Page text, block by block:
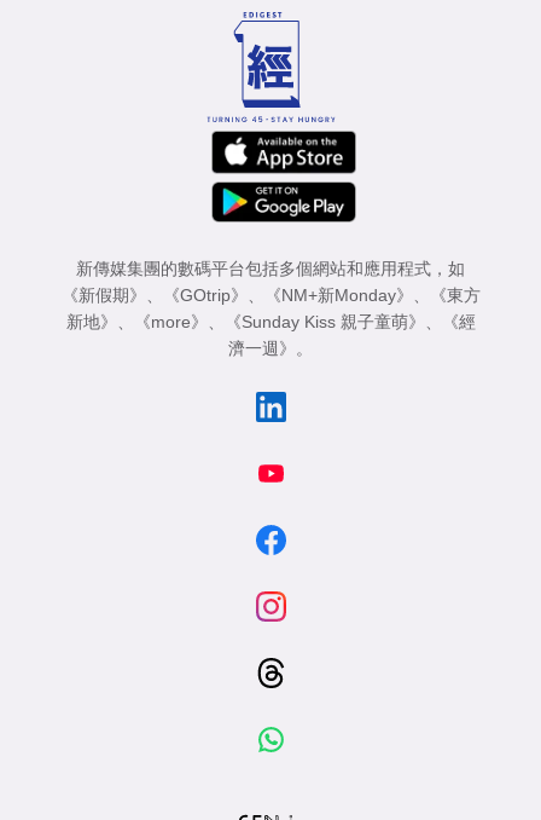
新傳媒集團的數碼平台包括多個網站和應用程式，如
《新假期》 、 《GOtrip》 、 《NM+新Monday》 、
《東方
新地》 、 《more》 、 《Sunday Kiss 親子童萌》 、
《經
濟一週》 。